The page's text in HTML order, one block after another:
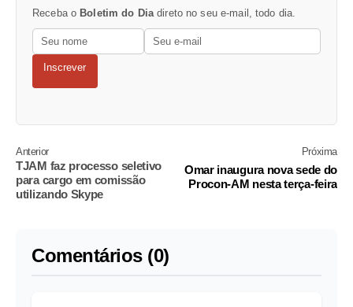
Receba o Boletim do Dia direto no seu e-mail, todo dia.
Inscrever
Anterior
TJAM faz processo seletivo
para cargo em comissão
utilizando Skype
Próxima
Omar inaugura nova sede do
Procon-AM nesta terça-feira
Comentários (0)